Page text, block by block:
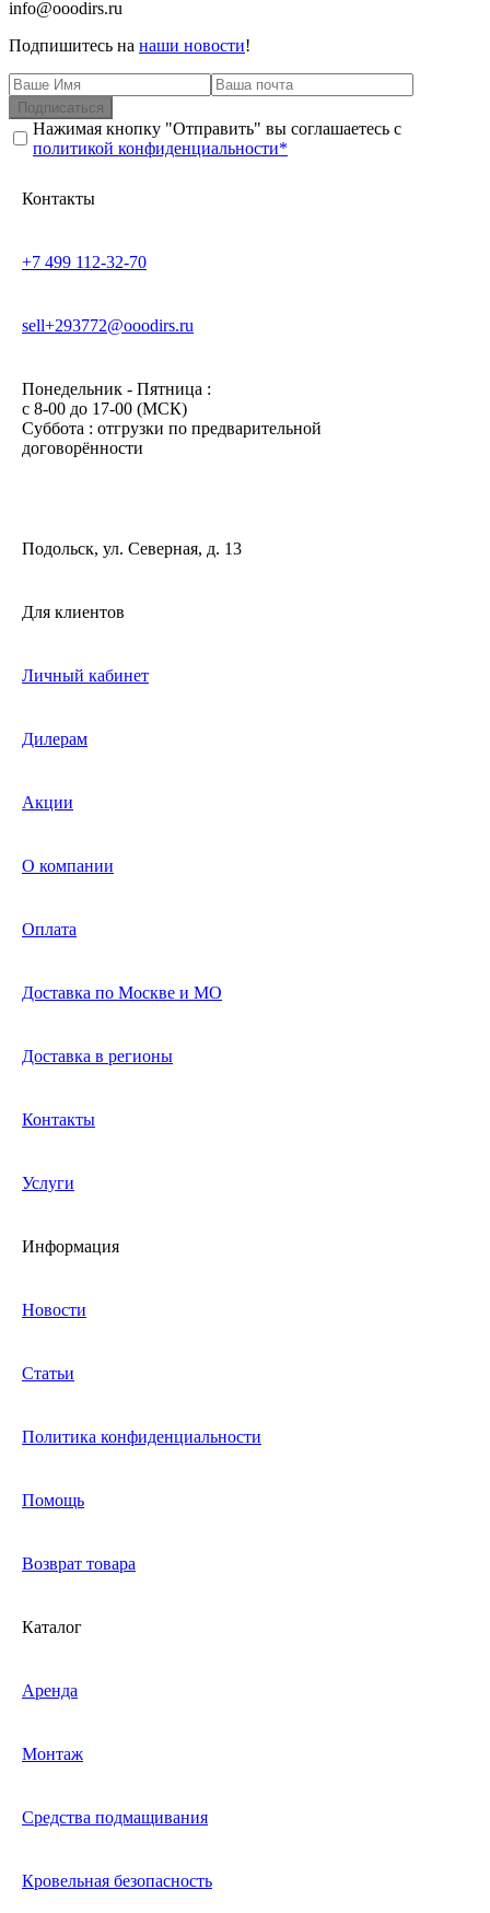
info@ooodirs.ru
Подпишитесь на наши новости!
Подписаться
Нажимая кнопку "Отправить" вы соглашаетесь с
политикой конфиденциальности*
Контакты
+7 499 112-32-70
sell+293772@ooodirs.ru
Понедельник - Пятница :
c 8-00 до 17-00 (МСК)
Суббота : отгрузки по предварительной
договорённости
Подольск, ул. Северная, д. 13
Для клиентов
Личный кабинет
Дилерам
Акции
О компании
Оплата
Доставка по Москве и МО
Доставка в регионы
Контакты
Услуги
Информация
Новости
Статьи
Политика конфиденциальности
Помощь
Возврат товара
Каталог
Аренда
Монтаж
Средства подмащивания
Кровельная безопасность